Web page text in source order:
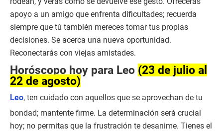
apoyo a un amigo que enfrenta dificultades; recuerda
siempre que tú también mereces tomar tus propias
decisiones. Se acerca una nueva oportunidad.
Reconectarás con viejas amistades.
Horóscopo hoy para Leo (23 de julio al
22 de agosto)
Leo, ten cuidado con aquellos que se aprovechan de tu
bondad; mantente firme. La determinación será crucial
hoy; no permitas que la frustración te desanime. Tienes el